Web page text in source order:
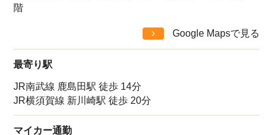
階
Google Mapsで見る
最寄り駅
JR南武線 鹿島田駅 徒歩 14分
JR横須賀線 新川崎駅 徒歩 20分
マイカー通勤